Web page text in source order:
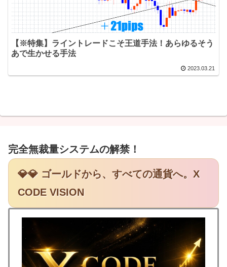
【※特集】ライントレードこそ王道手法！あらゆるそう
あで生かせる手法
2023.03.21
完全無裁量システムの解禁！
💎💎 ゴールドから、すべての通貨へ。X
CODE VISION